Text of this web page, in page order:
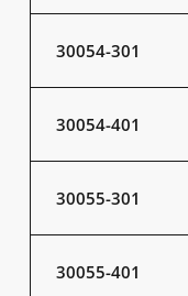
30054-301
30054-401
30055-301
30055-401